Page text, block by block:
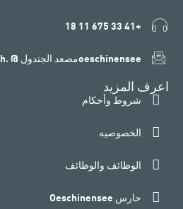
+41 33 675 11 18
oeschinenseeمصعد الجندول @ .ch
اعرف المزيد
شروط وأحكام
الخصوصيه
الوظائف والوظائف
حارس Oeschinensee